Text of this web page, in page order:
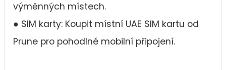
výměnných místech.
● SIM karty: Koupit místní UAE SIM kartu od
Prune pro pohodlné mobilní připojení.